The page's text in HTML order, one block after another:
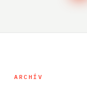
ARCHÍV